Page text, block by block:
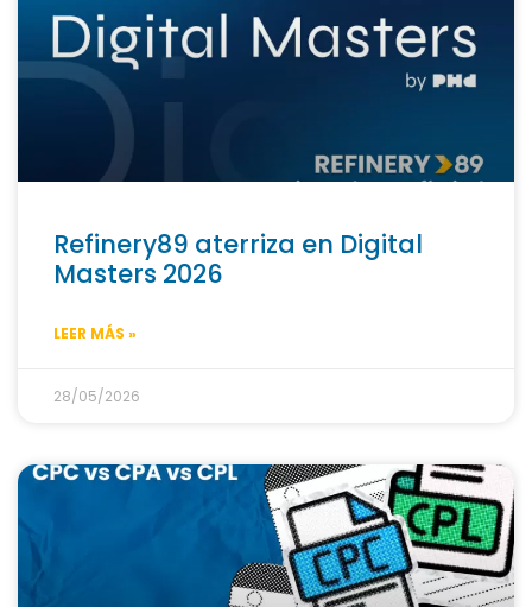
Refinery89 aterriza en Digital
Masters 2026
LEER MÁS »
28/05/2026